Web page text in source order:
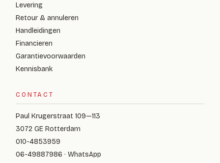
Levering
Retour & annuleren
Handleidingen
Financieren
Garantievoorwaarden
Kennisbank
CONTACT
Paul Krugerstraat 109—113
3072 GE Rotterdam
010-4853959
06-49887986 · WhatsApp